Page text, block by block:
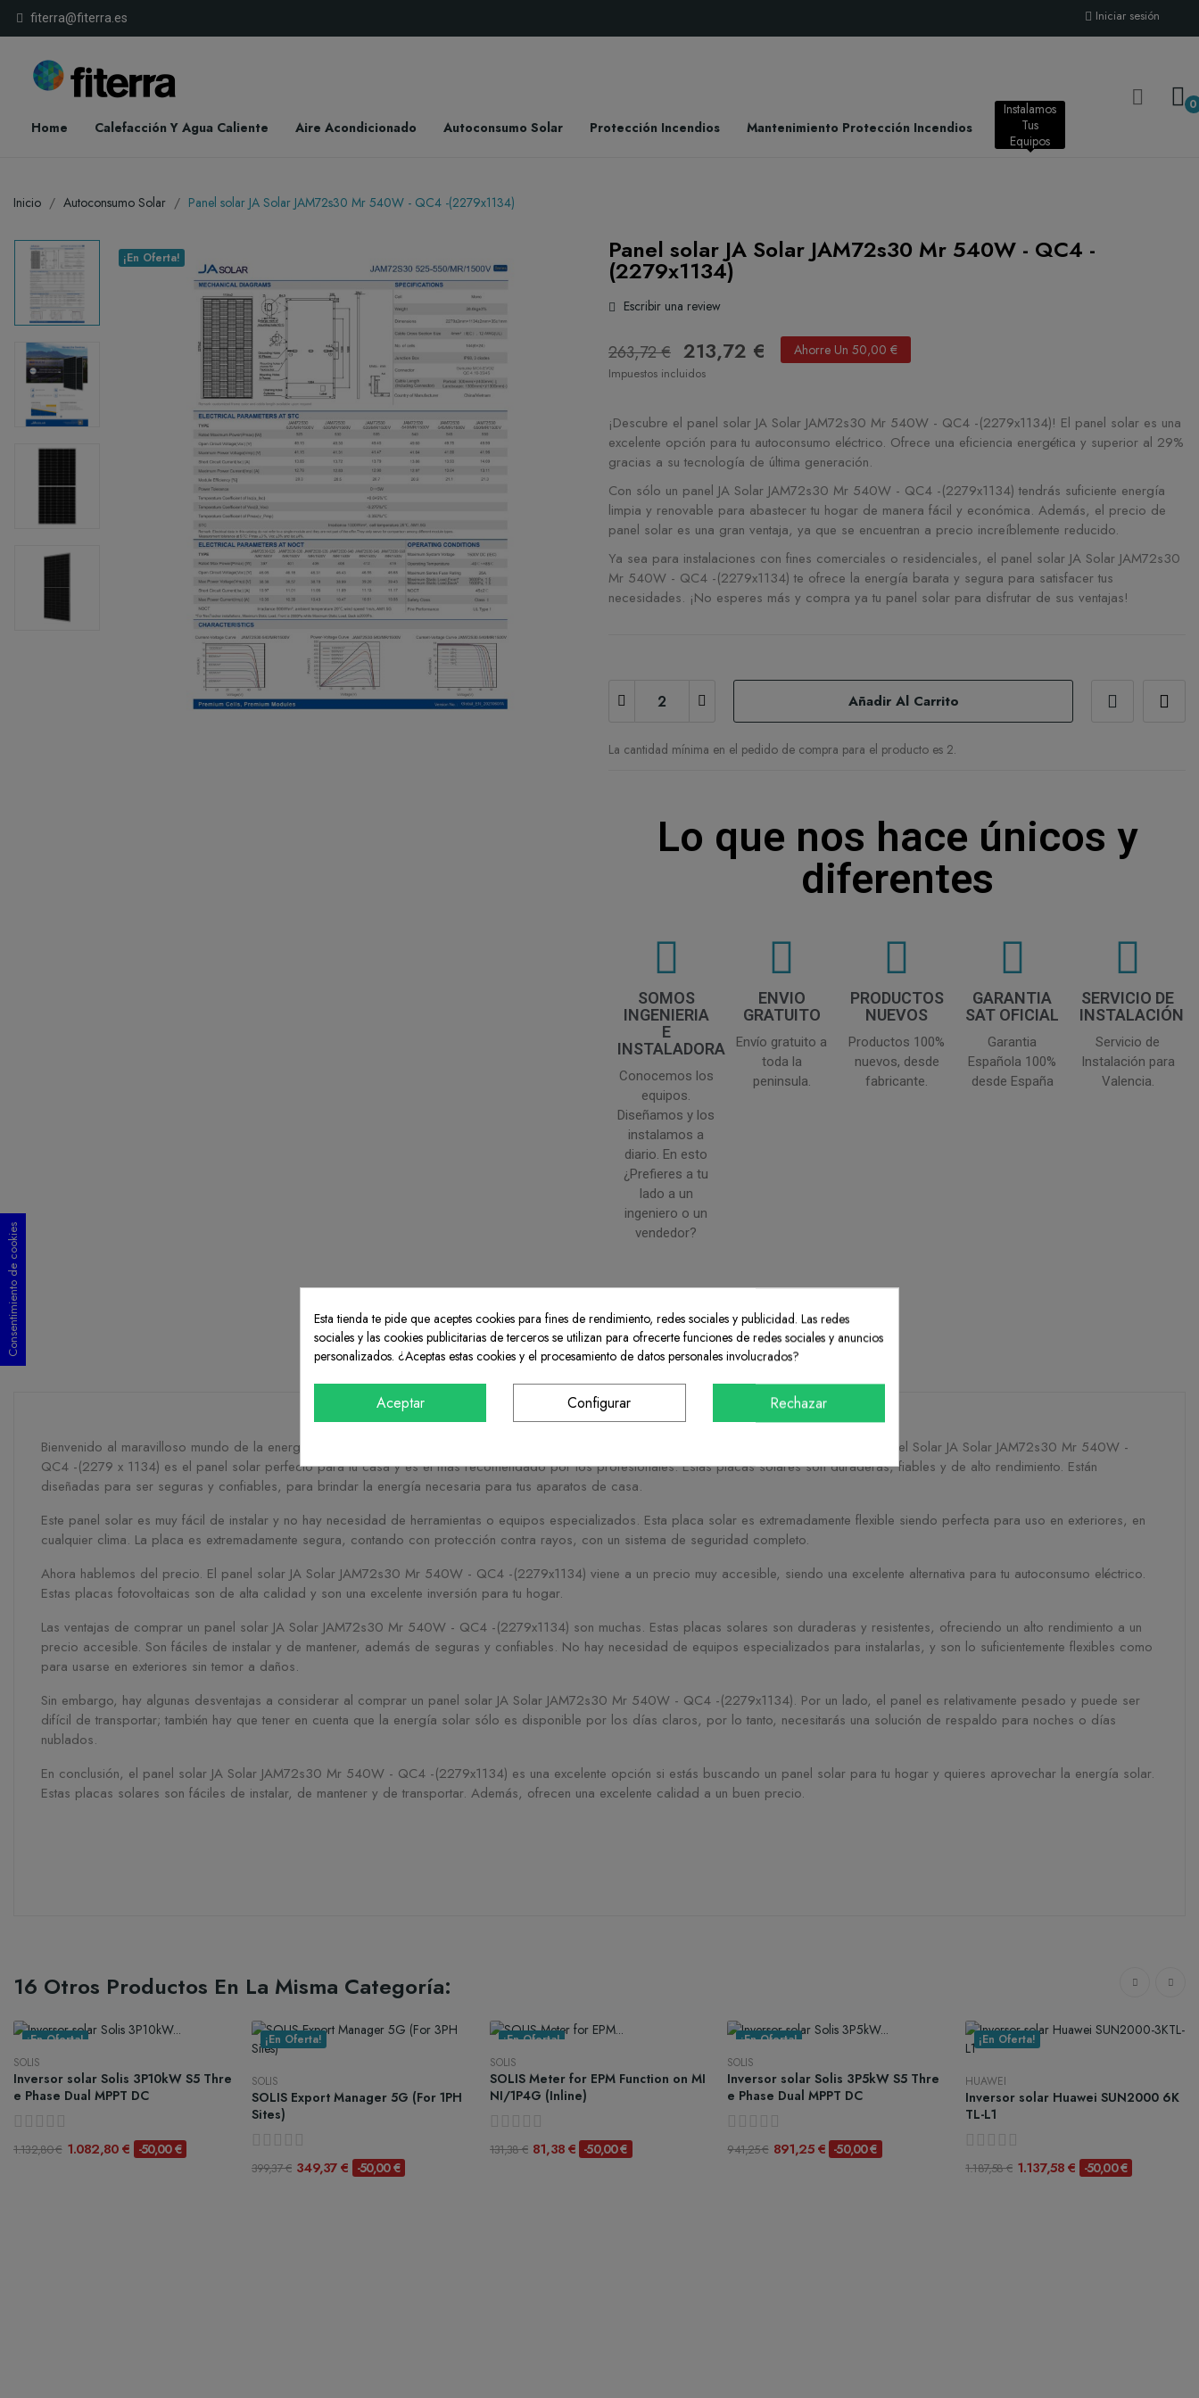
fiterra@fiterra.es Iniciar sesión
Home Calefacción Y Agua Caliente Aire Acondicionado Autoconsumo Solar Protección Incendios Mantenimiento Protección Incendios Instalación
Instalamos
Tus
Equipos
0
Inicio Autoconsumo Solar Panel solar JA Solar JAM72s30 Mr 540W - QC4 -(2279x1134)
¡En Oferta! Panel solar JA Solar JAM72s30 Mr 540W - QC4 -
(2279x1134)
Escribir una review
263,72 € 213,72 € Ahorre Un 50,00 €
Impuestos incluidos
¡Descubre el panel solar JA Solar JAM72s30 Mr 540W - QC4 -(2279x1134)! El panel solar es una
excelente opción para tu autoconsumo eléctrico. Ofrece una eficiencia energética y superior al 29%
gracias a su tecnología de última generación.
Con sólo un panel JA Solar JAM72s30 Mr 540W - QC4 -(2279x1134) tendrás suficiente energía
limpia y renovable para abastecer tu hogar de manera fácil y económica. Además, el precio de
panel solar es una gran ventaja, ya que se encuentran a precio increíblemente reducido.
Ya sea para instalaciones con fines comerciales o residenciales, el panel solar JA Solar JAM72s30
Mr 540W - QC4 -(2279x1134) te ofrece la energía barata y segura para satisfacer tus
necesidades. ¡No esperes más y compra ya tu panel solar para disfrutar de sus ventajas!
Añadir Al Carrito
La cantidad mínima en el pedido de compra para el producto es 2.
Lo que nos hace únicos y
diferentes
SOMOS
INGENIERIA
E
INSTALADORA
Conocemos los
equipos.
Diseñamos y los
instalamos a
diario. En esto
¿Prefieres a tu
lado a un
ingeniero o un
vendedor?
ENVIO
GRATUITO
Envío gratuito a
toda la
peninsula.
PRODUCTOS
NUEVOS
Productos 100%
nuevos, desde
fabricante.
GARANTIA
SAT OFICIAL
Garantia
Española 100%
desde España
SERVICIO DE
INSTALACIÓN
Servicio de
Instalación para
Valencia.
DESCRIPCIÓN DETALLES DEL PRODUCTO REVIEWS
Bienvenido al maravilloso mundo de la energía solar. Si estás buscando un panel solar para tu hogar, entonces has llegado al lugar perfecto. El Panel Solar JA Solar JAM72s30 Mr 540W -
QC4 -(2279 x 1134) es el panel solar perfecto para tu casa y es el más recomendado por los profesionales. Estas placas solares son duraderas, fiables y de alto rendimiento. Están
diseñadas para ser seguras y confiables, para brindar la energía necesaria para tus aparatos de casa.
Este panel solar es muy fácil de instalar y no hay necesidad de herramientas o equipos especializados. Esta placa solar es extremadamente flexible siendo perfecta para uso en exteriores, en
cualquier clima. La placa es extremadamente segura, contando con protección contra rayos, con un sistema de seguridad completo.
Ahora hablemos del precio. El panel solar JA Solar JAM72s30 Mr 540W - QC4 -(2279x1134) viene a un precio muy accesible, siendo una excelente alternativa para tu autoconsumo eléctrico.
Estas placas fotovoltaicas son de alta calidad y son una excelente inversión para tu hogar.
Las ventajas de comprar un panel solar JA Solar JAM72s30 Mr 540W - QC4 -(2279x1134) son muchas. Estas placas solares son duraderas y resistentes, ofreciendo un alto rendimiento a un
precio accesible. Son fáciles de instalar y de mantener, además de seguras y confiables. No hay necesidad de equipos especializados para instalarlas, y son lo suficientemente flexibles como
para usarse en exteriores sin temor a daños.
Sin embargo, hay algunas desventajas a considerar al comprar un panel solar JA Solar JAM72s30 Mr 540W - QC4 -(2279x1134). Por un lado, el panel es relativamente pesado y puede ser
difícil de transportar; también hay que tener en cuenta que la energía solar sólo es disponible por los días claros, por lo tanto, necesitarás una solución de respaldo para noches o días
nublados.
En conclusión, el panel solar JA Solar JAM72s30 Mr 540W - QC4 -(2279x1134) es una excelente opción si estás buscando un panel solar para tu hogar y quieres aprovechar la energía solar.
Estas placas solares son fáciles de instalar, de mantener y de transportar. Además, ofrecen una excelente calidad a un buen precio.
16 Otros Productos En La Misma Categoría:
¡En Oferta!
SOLIS
Inversor solar Solis 3P10kW S5 Thre
e Phase Dual MPPT DC
1.132,80 € 1.082,80 € -50,00 €
¡En Oferta!
SOLIS
SOLIS Export Manager 5G (For 1PH
Sites)
399,37 € 349,37 € -50,00 €
¡En Oferta!
SOLIS
SOLIS Meter for EPM Function on MI
NI/1P4G (Inline)
131,38 € 81,38 € -50,00 €
¡En Oferta!
SOLIS
Inversor solar Solis 3P5kW S5 Thre
e Phase Dual MPPT DC
941,25 € 891,25 € -50,00 €
¡En Oferta!
HUAWEI
Inversor solar Huawei SUN2000 6K
TL-L1
1.187,58 € 1.137,58 € -50,00 €
Esta tienda te pide que aceptes cookies para fines de rendimiento, redes sociales y publicidad. Las redes
sociales y las cookies publicitarias de terceros se utilizan para ofrecerte funciones de redes sociales y anuncios
personalizados. ¿Aceptas estas cookies y el procesamiento de datos personales involucrados?
Aceptar Configurar Rechazar
Consentimiento de cookies